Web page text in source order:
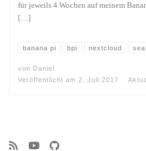
für jeweils 4 Wochen auf meinem
[…]
banana pi bpi nextcloud
von Daniel
Veröffentlicht am 2. Juli 2017